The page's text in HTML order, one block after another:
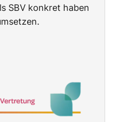
SBV konkret haben